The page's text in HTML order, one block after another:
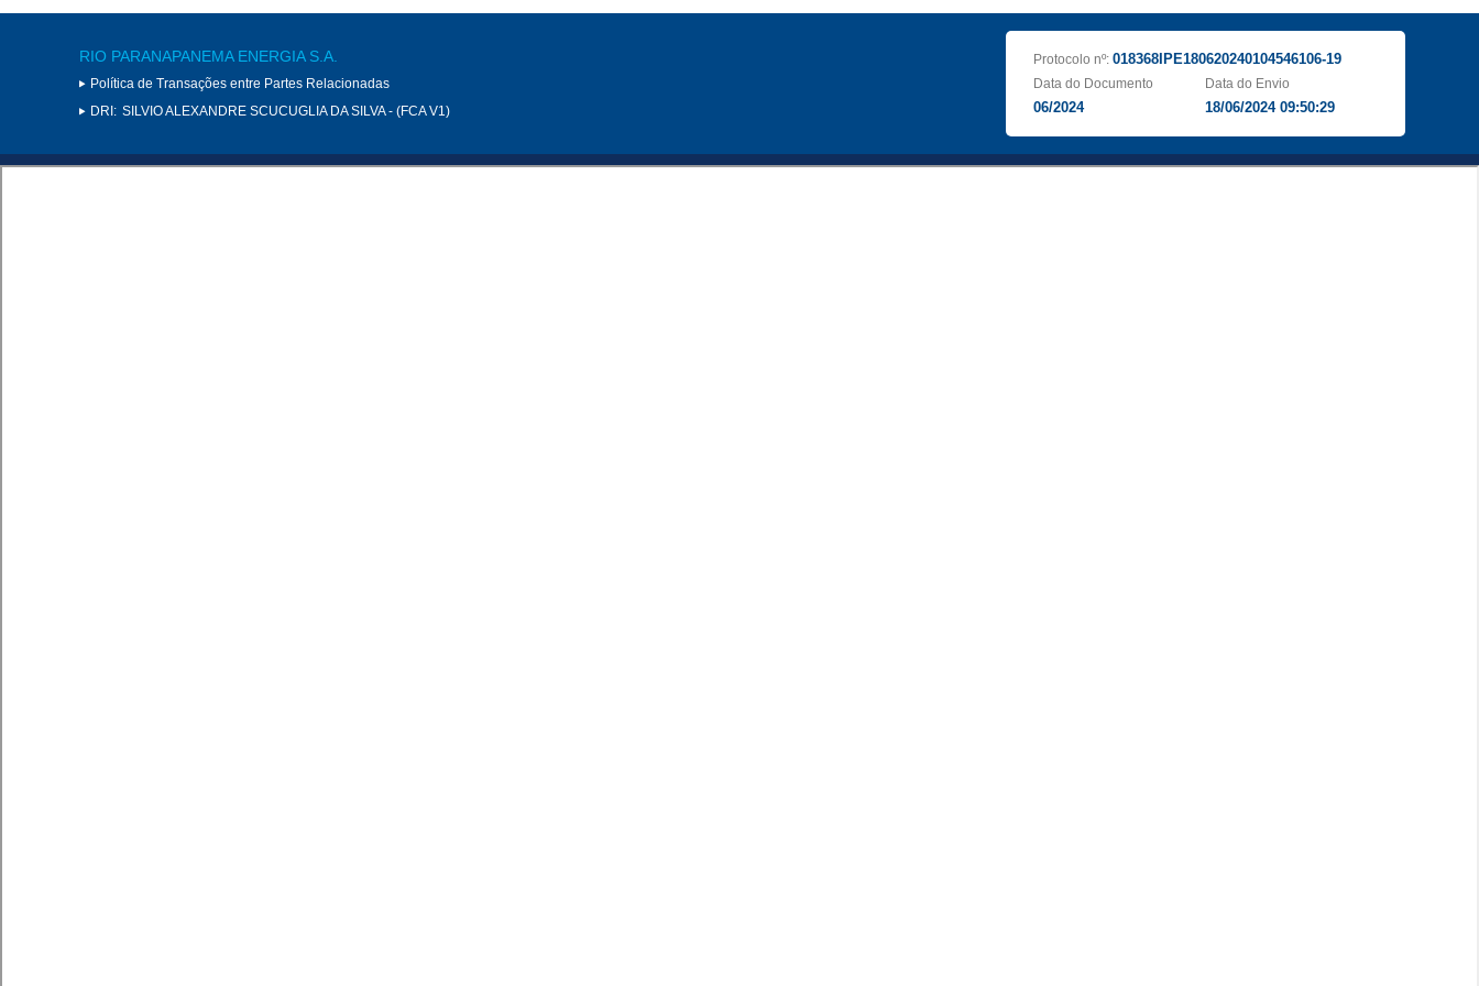
RIO PARANAPANEMA ENERGIA S.A.
Política de Transações entre Partes Relacionadas
DRI: SILVIO ALEXANDRE SCUCUGLIA DA SILVA - (FCA V1)
Protocolo nº: 018368IPE180620240104546106-19
Data do Documento
06/2024
Data do Envio
18/06/2024 09:50:29